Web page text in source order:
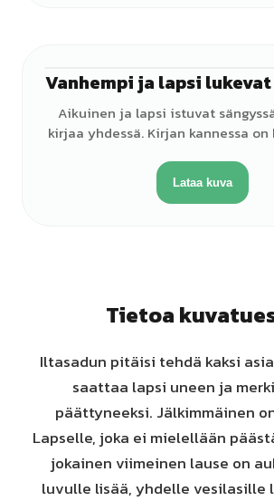
Vanhempi ja lapsi
Aikuinen ja lapsi istuvat
kirjaa yhdessä. Kirjan kannessa
Lataa kuva
Tietoa
Iltasadun pitäisi tehdä kaksi
saattaa lapsi uneen ja
päättyneeksi. Jälkimmäinen
Lapselle, joka ei mielellään
jokainen viimeinen lause on
luvulle lisää, yhdelle vesilasille